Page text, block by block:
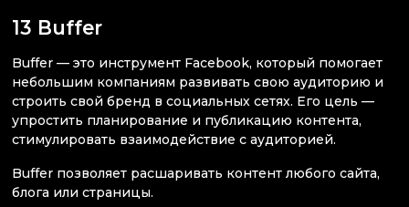
13 Buffer
Buffer — это инструмент Facebook, который помогает
небольшим компаниям развивать свою аудиторию и
строить свой бренд в социальных сетях. Его цель —
упростить планирование и публикацию контента,
стимулировать взаимодействие с аудиторией.
Buffer позволяет расшаривать контент любого сайта,
блога или страницы.